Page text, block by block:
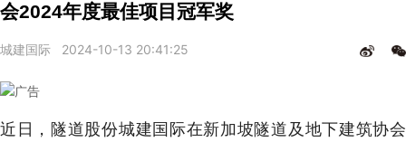
会2024年度最佳项目冠军奖
城建国际 2024-10-13 20:41:25
近日，隧道股份城建国际在新加坡隧道及地下建筑协会